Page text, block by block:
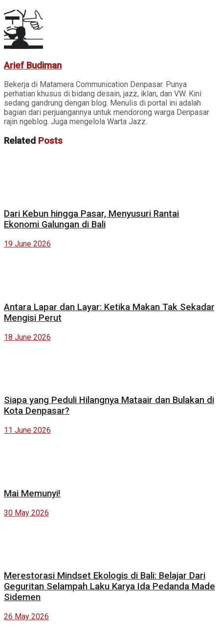
Arief Budiman
Bekerja di Matamera Communication Denpasar. Punya
perhatian khusus di bidang desain, jazz, iklan, dan VW. Kini
sedang gandrung dengan blog. Menulis di portal ini adalah
bagian dari perjuangannya untuk mendorong warga Denpasar
rajin ngeblog. Juga mengelola Warta Jazz.
Related Posts
Dari Kebun hingga Pasar, Menyusuri Rantai
Ekonomi Galungan di Bali
19 June 2026
Antara Lapar dan Layar: Ketika Makan Tak Sekadar
Mengisi Perut
18 June 2026
Siapa yang Peduli Hilangnya Mataair dan Bulakan di
Kota Denpasar?
11 June 2026
Mai Memunyi!
30 May 2026
Merestorasi Mindset Ekologis di Bali: Belajar Dari
Geguritan Selampah Laku Karya Ida Pedanda Made
Sidemen
26 May 2026